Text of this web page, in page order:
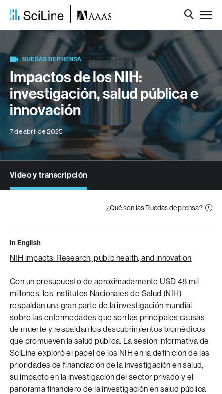
RUEDAS DE PRENSA
Impactos de los NIH:
investigación, salud pública e
innovación
7 de abril de 2025
Video y transcripción
¿Qué son las Ruedas de prensa?
In English
NIH impacts: Research, public health, and innovation
Con un presupuesto de aproximadamente USD 48 mil
millones, los Institutos Nacionales de Salud (NIH)
respaldan una gran parte de la investigación mundial
sobre las enfermedades que son las principales causas
de muerte y respaldan los descubrimientos biomédicos
que promueven la salud pública. La sesión informativa de
SciLine exploró el papel de los NIH en la definición de las
prioridades de financiación de la investigación en salud,
su impacto en la investigación del sector privado y el
panorama financiero de la investigación en salud pública